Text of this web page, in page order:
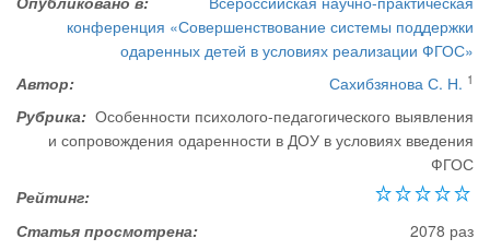
конференция «Совершенствование системы поддержки
одаренных детей в условиях реализации ФГОС»
Автор:
Сахибзянова С. Н. 1
Рубрика: Особенности психолого-педагогического выявления
и сопровождения одаренности в ДОУ в условиях введения
ФГОС
Рейтинг:
Статья просмотрена:
2078 раз